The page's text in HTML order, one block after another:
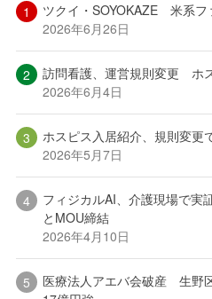
ツクイ・SOYOKAZE 米系フ
2026年6月26日
訪問看護、運営規則変更 ホ
2026年6月4日
ホスピス入居紹介、規則変
2026年5月7日
フィジカルAI、介護現場で
とMOU締結
2026年4月10日
医療法人アエバ会破産 生野